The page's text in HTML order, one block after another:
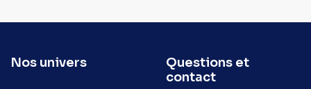
Nos univers
Questions et
contact